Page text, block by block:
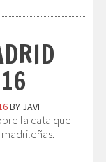
BY JAVI
la cata que